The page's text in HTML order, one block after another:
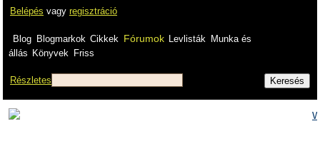
Belépés vagy regisztráció
Blog Blogmarkok Cikkek Fórumok Levlisták
Munka és
állás Könyvek Friss
Részletes